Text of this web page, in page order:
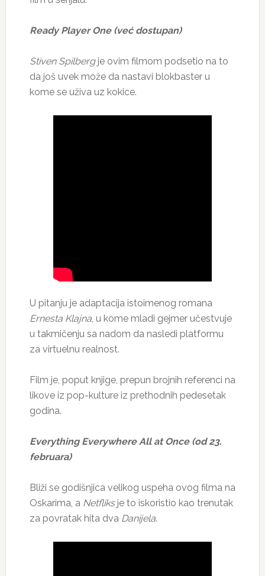
Ready Player One (već dostupan)
Stiven Spilbergje ovim filmom podsetio na to
da još uvek može da nastavi blokbaster u
kome se uživa uz kokice.
U pitanju je adaptacija istoimenog romana
Ernesta Klajna, u kome mladi gejmer učestvuje
u takmičenju sa nadom da nasledi platformu
za virtuelnu realnost.
Film je, poput knjige, prepun brojnih referenci na
likove iz pop-kulture iz prethodnih pedesetak
godina.
Everything Everywhere All at Once (od 23.
februara)
Bliži se godišnjica velikog uspeha ovog filma na
Oskarima, a Netfliksje to iskoristio kao trenutak
za povratak hita dva Danijela.